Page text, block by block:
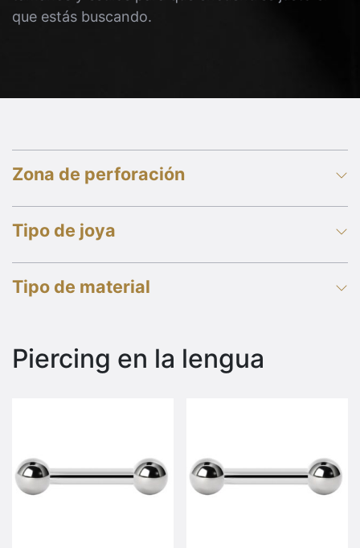
que estás buscando.
Piercing en la lengua
Zona de perforación
Tipo de joya
Tipo de material